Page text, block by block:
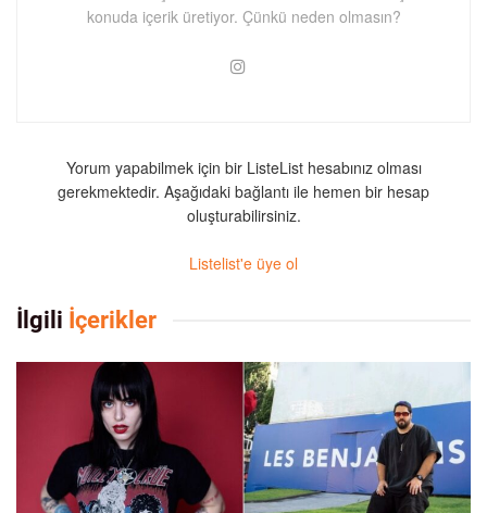
konuda içerik üretiyor. Çünkü neden olmasın?
Yorum yapabilmek için bir ListeList hesabınız olması
gerekmektedir. Aşağıdaki bağlantı ile hemen bir hesap
oluşturabilirsiniz.
Listelist'e üye ol
İlgili İçerikler